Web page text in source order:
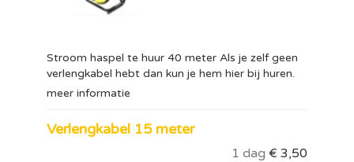
Stroom haspel te huur 40 meter Als je zelf geen
verlengkabel hebt dan kun je hem hier bij huren.
meer informatie
Verlengkabel 15 meter
1 dag € 3,50